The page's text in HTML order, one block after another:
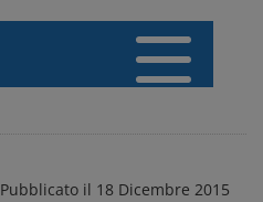
Pubblicato il 18 Dicembre 2015